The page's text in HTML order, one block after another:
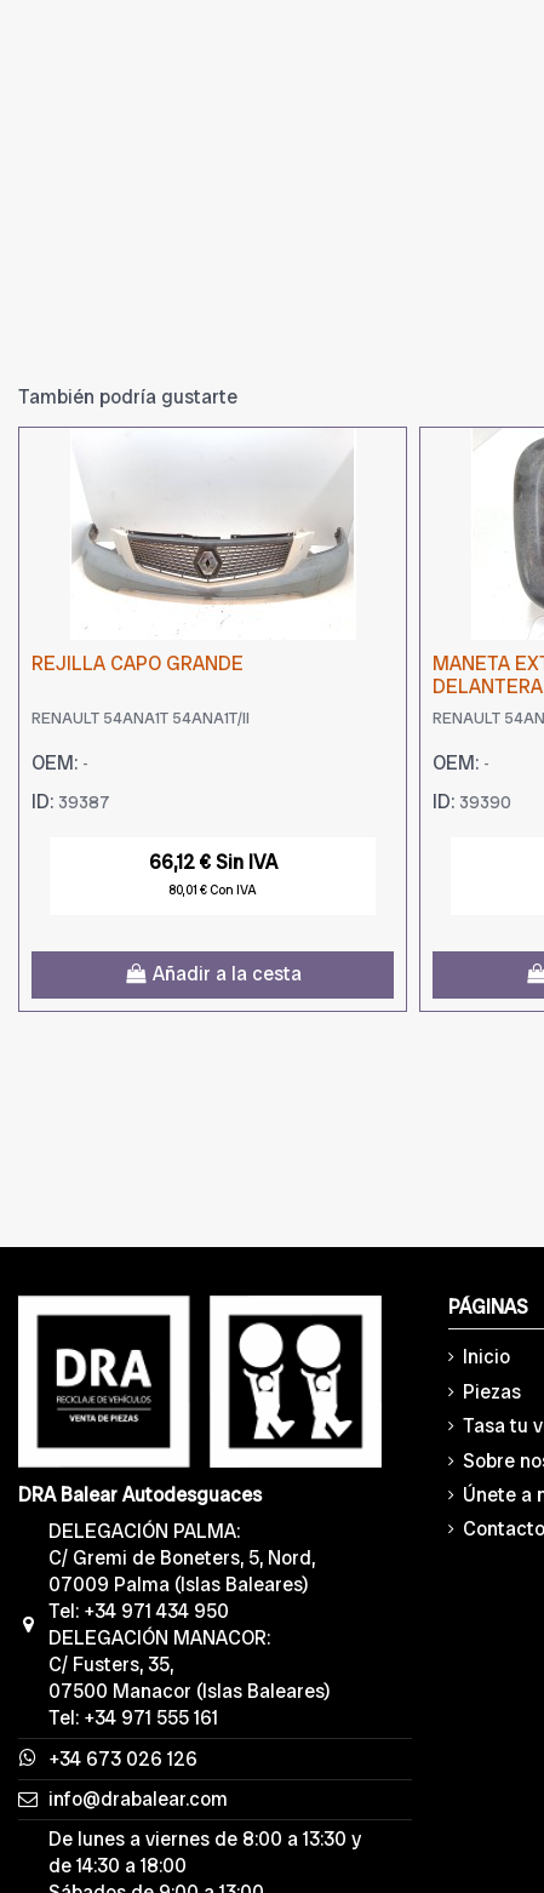
También podría gustarte
REJILLA CAPO GRANDE
RENAULT 54ANA1T 54ANA1T/II
OEM: -
ID: 39387
66,12 € Sin IVA
80,01 € Con IVA
Añadir a la cesta
MANETA
RENAULT
OEM: -
ID: 39390
DRA Balear Autodesguaces
DELEGACIÓN PALMA:
C/ Gremi de Boneters, 5, Nord,
07009 Palma (Islas Baleares)
Tel: +34 971 434 950
DELEGACIÓN MANACOR:
C/ Fusters, 35,
07500 Manacor (Islas Baleares)
Tel: +34 971 555 161
+34 673 026 126
info@drabalear.com
De lunes a viernes de 8:00 a 13:30 y
de 14:30 a 18:00
PÁGINAS
Inicio
Piezas
Tasa tu
Sobre
Únete a
Contacto